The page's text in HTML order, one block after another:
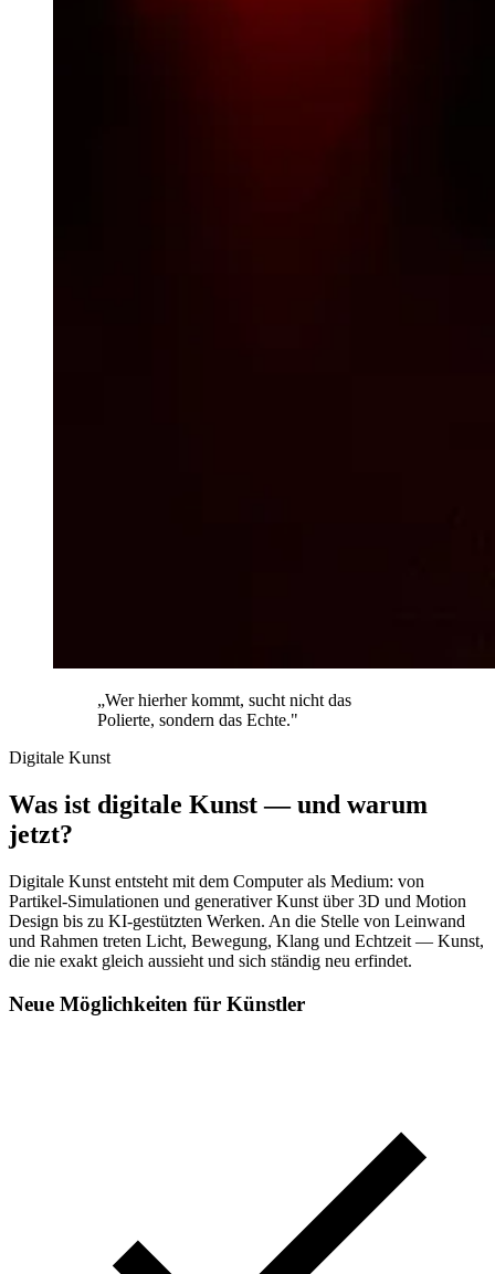
„Wer hierher kommt, sucht nicht das
Polierte, sondern das Echte."
Digitale Kunst
Was ist digitale Kunst — und warum
jetzt?
Digitale Kunst entsteht mit dem Computer als Medium: von
Partikel-Simulationen und generativer Kunst über 3D und Motion
Design bis zu KI-gestützten Werken. An die Stelle von Leinwand
und Rahmen treten Licht, Bewegung, Klang und Echtzeit — Kunst,
die nie exakt gleich aussieht und sich ständig neu erfindet.
Neue Möglichkeiten für Künstler